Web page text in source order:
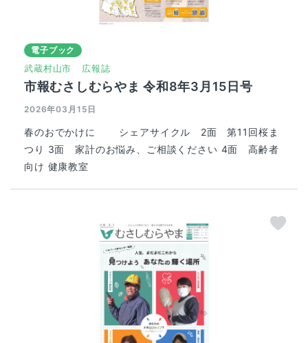
電子ブック
武蔵村山市 広報誌
市報むさしむらやま 令和8年3月15日号
2026年03月15日
春のおでかけに シェアサイクル 2面 第11回桜ま
つり 3面 家計のお悩み、ご相談ください 4面 高齢者
向け 健康教室